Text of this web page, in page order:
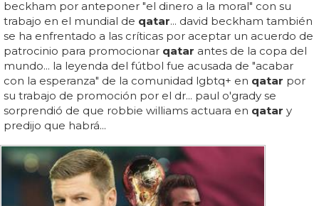
beckham por anteponer "el dinero a la moral" con su
trabajo en el mundial de qatar... david beckham también
se ha enfrentado a las críticas por aceptar un acuerdo de
patrocinio para promocionar qatar antes de la copa del
mundo... la leyenda del fútbol fue acusada de "acabar
con la esperanza" de la comunidad lgbtq+ en qatar por
su trabajo de promoción por el dr... paul o'grady se
sorprendió de que robbie williams actuara en qatar y
predijo que habrá...